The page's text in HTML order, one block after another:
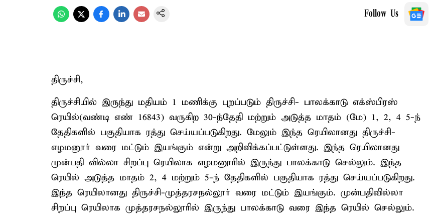
Follow Us
திருச்சி,
திருச்சியில் இருந்து மதியம் 1 மணிக்கு புறப்படும் திருச்சி- பாலக்காடு எக்ஸ்பிரஸ்
ரெயில்(வண்டி எண் 16843) வருகிற 30-ந்தேதி மற்றும் அடுத்த மாதம் (மே) 1, 2, 4 5-ந்
தேதிகளில் பகுதியாக ரத்து செய்யப்படுகிறது. மேலும் இந்த ரெயிலானது திருச்சி-
எழமனூர் வரை மட்டும் இயங்கும் என்று அறிவிக்கப்பட்டுள்ளது. இந்த ரெயிலானது
முன்பதி வில்லா சிறப்பு ரெயிலாக எழமனூரில் இருந்து பாலக்காடு செல்லும். இந்த
ரெயில் அடுத்த மாதம் 2, 4 மற்றும் 5-ந் தேதிகளில் பகுதியாக ரத்து செய்யப்படுகிறது.
இந்த ரெயிலானது திருச்சி-முத்தரசநல்லூர் வரை மட்டும் இயங்கும். முன்பதிவில்லா
சிறப்பு ரெயிலாக முத்தரசநல்லூரில் இருந்து பாலக்காடு வரை இந்த ரெயில் செல்லும்.